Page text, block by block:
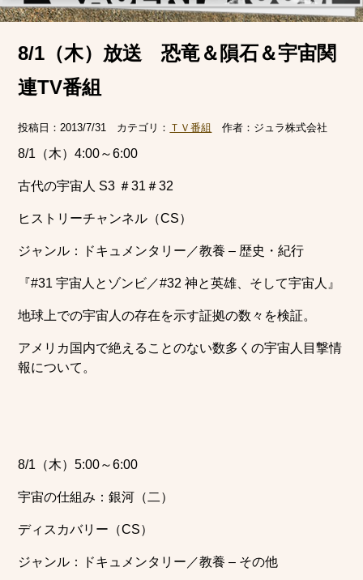
8/1（木）放送 恐竜＆隕石＆宇宙関
連TV番組
投稿日：2013/7/31 カテゴリ： ＴＶ番組 作者： ジュラ株式会社
8/1（木）4:00～6:00
古代の宇宙人 S3 ＃31＃32
ヒストリーチャンネル（CS）
ジャンル：ドキュメンタリー／教養 – 歴史・紀行
『#31 宇宙人とゾンビ／#32 神と英雄、そして宇宙人』
地球上での宇宙人の存在を示す証拠の数々を検証。
アメリカ国内で絶えることのない数多くの宇宙人目撃情
報について。
8/1（木）5:00～6:00
宇宙の仕組み：銀河（二）
ディスカバリー（CS）
ジャンル：ドキュメンタリー／教養 – その他